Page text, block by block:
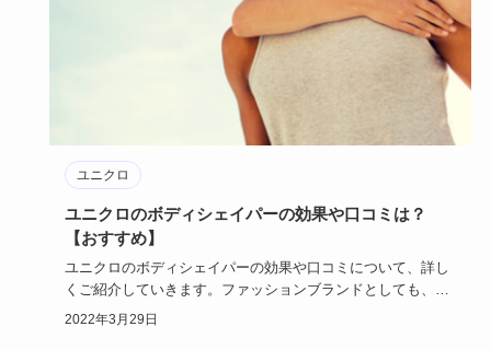
ユニクロ
ユニクロのボディシェイパーの効果や口コミは？
【おすすめ】
ユニクロのボディシェイパーの効果や口コミについて、詳し
くご紹介していきます。ファッションブランドとしても、人
気を誇っている…
2022年3月29日